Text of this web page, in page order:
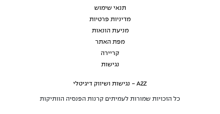
כל הזכויות שמורות לעמיתים קרנות הפנסיה הוותיקות
תנאי שימוש
מדיניות פרטיות
מניעת הונאות
מפת האתר
קריירה
נגישות
A2Z - נגישות ושיווק דיגיטלי